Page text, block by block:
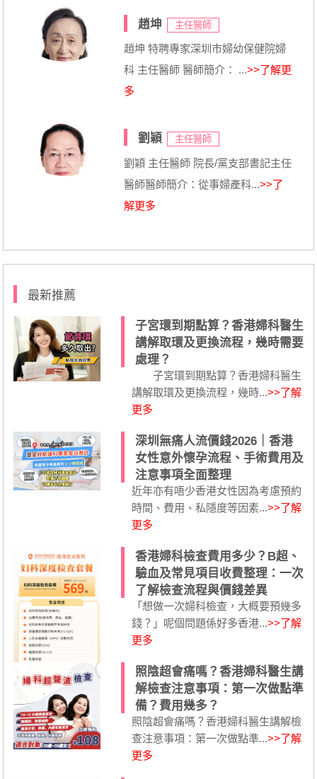
趙坤 主任醫師
趙坤 特聘專家深圳市婦幼保健院婦
科 主任醫師 醫師簡介： ...>>了解更
多
劉穎 主任醫師
劉穎 主任醫師 院長/黨支部書記主任
醫師醫師簡介：從事婦產科...>>了
解更多
最新推薦
子宮環到期點算？香港婦科醫生
講解取環及更換流程，幾時需要
處理？
子宮環到期點算？香港婦科醫生
講解取環及更換流程，幾時...>>了解
更多
深圳無痛人流價錢2026｜香港
女性意外懷孕流程、手術費用及
注意事項全面整理
近年亦有唔少香港女性因為考慮預約
時間、費用、私隱度等因素...>>了解
更多
香港婦科檢查費用多少？B超、
驗血及常見項目收費整理：一次
了解檢查流程與價錢差異
「想做一次婦科檢查，大概要預幾多
錢？」呢個問題係好多香港...>>了解
更多
照陰超會痛嗎？香港婦科醫生講
解檢查注意事項：第一次做點準
備？費用幾多？
照陰超會痛嗎？香港婦科醫生講解檢
查注意事項：第一次做點準...>>了解
更多